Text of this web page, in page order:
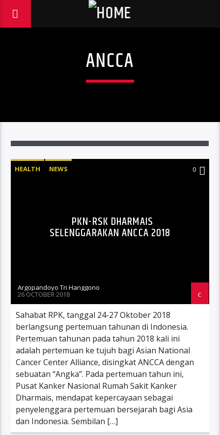
ANCCA
HEALTH NEWS 0
PKN-RSK DHARMAIS
SELENGGARAKAN ANCCA 2018
Argopandoyo Tri Hanggono
26 OCTOBER 2018
Sahabat RPK, tanggal 24-27 Oktober 2018
berlangsung pertemuan tahunan di Indonesia.
Pertemuan tahunan pada tahun 2018 kali ini
adalah pertemuan ke tujuh bagi Asian National
Cancer Center Alliance, disingkat ANCCA dengan
sebuatan “Angka”. Pada pertemuan tahun ini,
Pusat Kanker Nasional Rumah Sakit Kanker
Dharmais, mendapat kepercayaan sebagai
penyelenggara pertemuan bersejarah bagi Asia
dan Indonesia. Sembilan […]